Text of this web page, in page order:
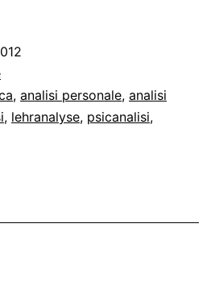
, analisi personale, analisi
, lehranalyse, psicanalisi,